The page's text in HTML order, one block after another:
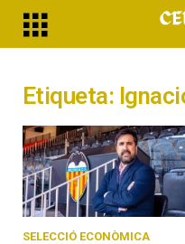
Etiqueta:
SELECCIÓ ECONÒMICA